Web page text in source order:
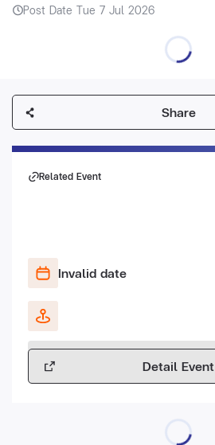
Post Date Tue 7 Jul 2026
Share
Related Event
Invalid date
Detail Event